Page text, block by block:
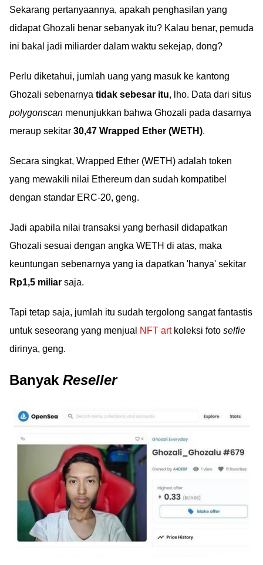
Sekarang pertanyaannya, apakah penghasilan yang
didapat Ghozali benar sebanyak itu? Kalau benar, pemuda
ini bakal jadi miliarder dalam waktu sekejap, dong?
Perlu diketahui, jumlah uang yang masuk ke kantong
Ghozali sebenarnya tidak sebesar itu, lho. Data dari situs
polygonscan menunjukkan bahwa Ghozali pada dasarnya
meraup sekitar 30,47 Wrapped Ether (WETH).
Secara singkat, Wrapped Ether (WETH) adalah token
yang mewakili nilai Ethereum dan sudah kompatibel
dengan standar ERC-20, geng.
Jadi apabila nilai transaksi yang berhasil didapatkan
Ghozali sesuai dengan angka WETH di atas, maka
keuntungan sebenarnya yang ia dapatkan 'hanya' sekitar
Rp1,5 miliar saja.
Tapi tetap saja, jumlah itu sudah tergolong sangat fantastis
untuk seseorang yang menjual NFT artkoleksi foto selfie
dirinya, geng.
Banyak Reseller